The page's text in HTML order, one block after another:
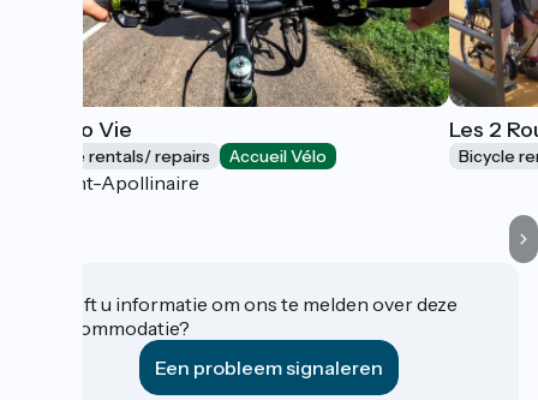
La Vélo Vie
Bicycle rentals/ repairs Accueil Vélo
Saint-Apollinaire
Les 2
Bicycle
Heeft u informatie om ons te melden over deze
accommodatie?
Een probleem signaleren